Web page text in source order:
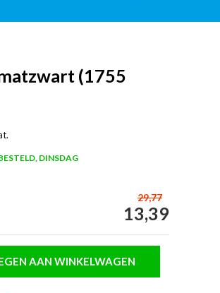
(1755
DINSDAG
29,77
13,39
AAN WINKELWAGEN